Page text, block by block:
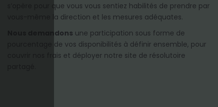
s’opère pour que vous vous sentiez habilités de prendre par
vous-même la direction et les mesures adéquates.
Nous demandons une participation sous forme de
pourcentage de vos disponibilités à définir ensemble, pour
couvrir nos frais et déployer notre site de résolutoire